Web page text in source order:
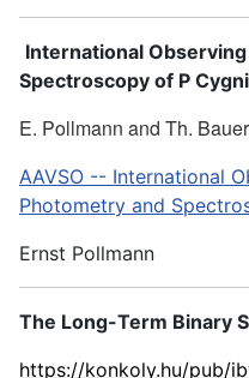
International
Spectroscopy of P
E. Pollmann and Th.
AAVSO -- International
Photometry and
Ernst Pollmann
The Long-Term Binary
https://konkoly.hu/pub/